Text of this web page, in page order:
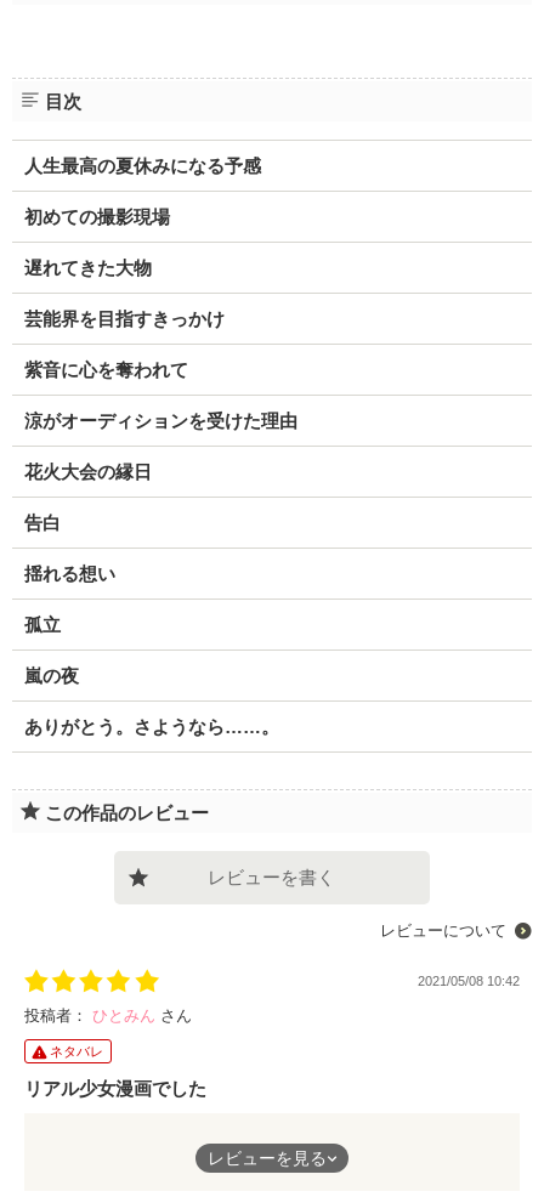
目次
人生最高の夏休みになる予感
初めての撮影現場
遅れてきた大物
芸能界を目指すきっかけ
紫音に心を奪われて
涼がオーディションを受けた理由
花火大会の縁日
告白
揺れる想い
孤立
嵐の夜
ありがとう。さようなら……。
この作品のレビュー
レビューを書く
レビューについて
2021/05/08 10:42
投稿者： ひとみん さん
ネタバレ
リアル少女漫画でした
少女漫画のように派手な「お前は俺のものだ」「お前は俺が守
る」的な言葉はないものの、日常でありそうな胸キュン集のよう
レビューを見る